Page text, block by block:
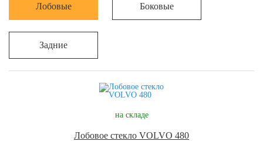
Лобовые Боковые
Задние
на складе
Лобовое стекло VOLVO 480